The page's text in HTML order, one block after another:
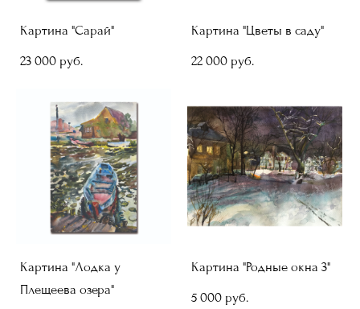
Картина "Сарай"
23 000 pуб.
Картина "Цветы в саду"
22 000 pуб.
Картина "Лодка у
Плещеева озера"
Картина "Родные окна 3"
5 000 pуб.